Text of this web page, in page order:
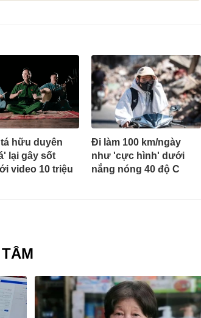
hữu duyên
lại gây sốt
video 10 triệu
Đi làm 100 km/ngày
như 'cực hình' dưới
nắng nóng 40 độ C